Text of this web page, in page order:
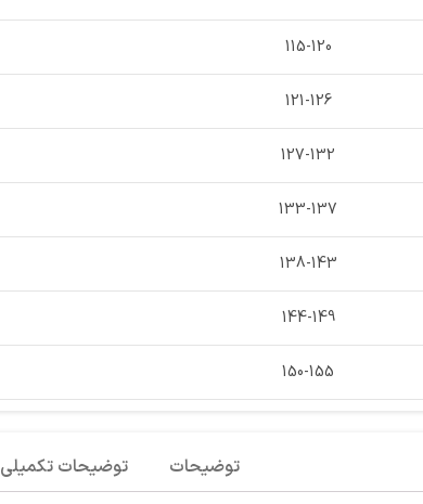
115-120
121-126
127-132
133-137
138-143
144-149
150-155
توضیحات توضیحات تکمیلی